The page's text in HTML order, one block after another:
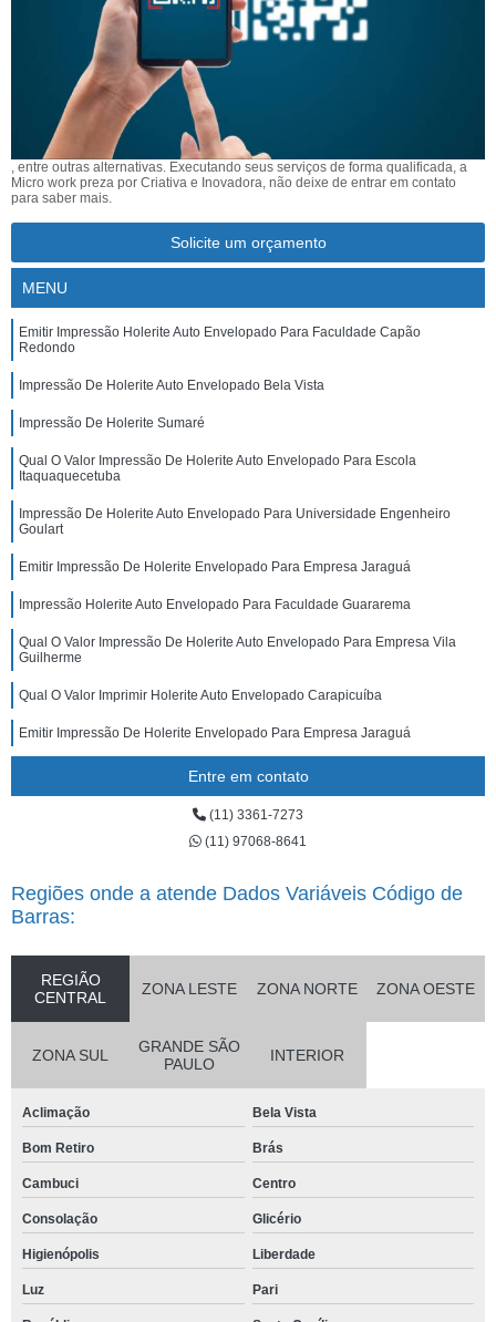
, entre outras alternativas. Executando seus serviços de forma qualificada, a
Micro work preza por Criativa e Inovadora, não deixe de entrar em contato
para saber mais.
Solicite um orçamento
MENU
Emitir Impressão Holerite Auto Envelopado Para Faculdade Capão
Redondo
Impressão De Holerite Auto Envelopado Bela Vista
Impressão De Holerite Sumaré
Qual O Valor Impressão De Holerite Auto Envelopado Para Escola
Itaquaquecetuba
Impressão De Holerite Auto Envelopado Para Universidade Engenheiro
Goulart
Emitir Impressão De Holerite Envelopado Para Empresa Jaraguá
Impressão Holerite Auto Envelopado Para Faculdade Guararema
Qual O Valor Impressão De Holerite Auto Envelopado Para Empresa Vila
Guilherme
Qual O Valor Imprimir Holerite Auto Envelopado Carapicuíba
Emitir Impressão De Holerite Envelopado Para Empresa Jaraguá
Entre em contato
(11) 3361-7273
(11) 97068-8641
Regiões onde a atende Dados Variáveis Código de
Barras:
REGIÃO
CENTRAL
ZONA LESTE ZONA NORTE ZONA OESTE
ZONA SUL
GRANDE SÃO
PAULO
INTERIOR
Aclimação Bela Vista
Bom Retiro Brás
Cambuci Centro
Consolação Glicério
Higienópolis Liberdade
Luz Pari